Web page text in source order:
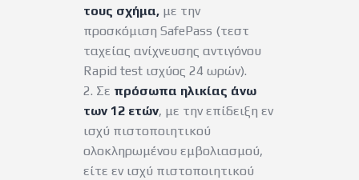
τους σχήμα, με την
προσκόμιση SafePass (τεστ
ταχείας ανίχνευσης αντιγόνου
Rapid test ισχύος 24 ωρών).
2. Σε πρόσωπα ηλικίας άνω
των 12 ετών, με την επίδειξη εν
ισχύ πιστοποιητικού
ολοκληρωμένου εμβολιασμού,
είτε εν ισχύ πιστοποιητικού